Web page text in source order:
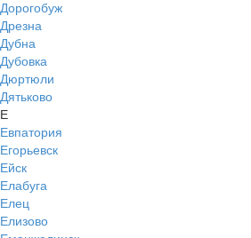
Дорогобуж
Дрезна
Дубна
Дубовка
Дюртюли
Дятьково
Е
Евпатория
Егорьевск
Ейск
Елабуга
Елец
Елизово